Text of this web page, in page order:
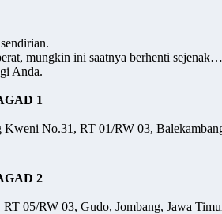
mungkin ini saatnya berhenti
Anda.
1
Kweni No.31, RT 01/RW 03,
2
05/RW 03, Gudo, Jombang, Jawa